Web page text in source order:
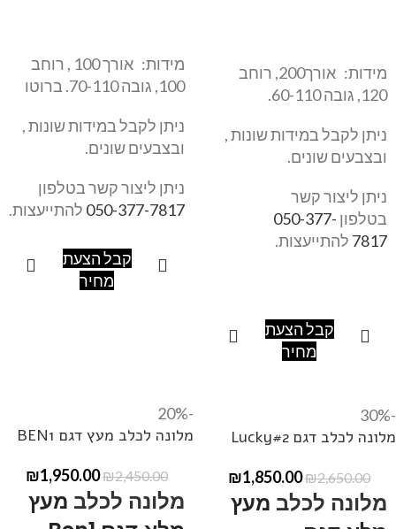
מידות: אורך200, רוחב
120, גובה 60-110.
ניתן לקבל במידות שונות ,
ובצבעים שונים.
ניתן ליצור קשר
בטלפון 050-377-
7817 להתייעצות.
קבל הצעת
מחיר
מידות: אורך 100 , רוחב
100, גובה 70-110. ברוטו
ניתן לקבל במידות שונות ,
ובצבעים שונים.
ניתן ליצור קשר בטלפון
050-377-7817 להתייעצות.
קבל הצעת
מחיר
-30%
מלונה לכלב דגם Lucky#2
₪2,650.00
₪1,850.00
מלונה לכלב מעץ
-20%
מלונה לכלב מעץ דגם BEN1
₪2,450.00
₪1,950.00
מלונה לכלב מעץ